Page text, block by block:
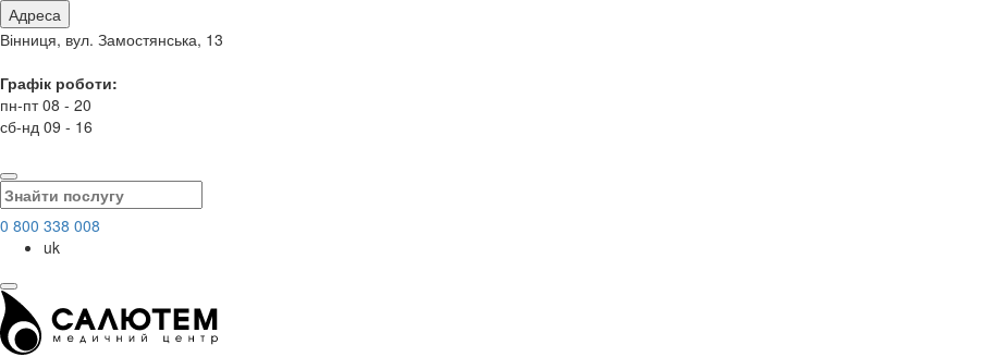
Адреса
Вінниця, вул. Замостянська, 13
Графік роботи:
пн-пт 08 - 20
сб-нд 09 - 16
0 800 338 008
uk